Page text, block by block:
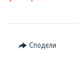
Сподели